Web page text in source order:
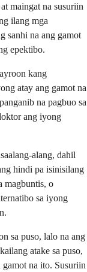
maingat na susuriin
ilang mga
sanhi na ang gamot
epektibo.
kang
atay ang gamot na
na pagbuo sa
ang iyong
alang, dahil
hindi pa isinisilang
magbuntis, o
sa iyong
sa puso, lalo na ang
atake sa puso,
gamot na ito. Susuriin